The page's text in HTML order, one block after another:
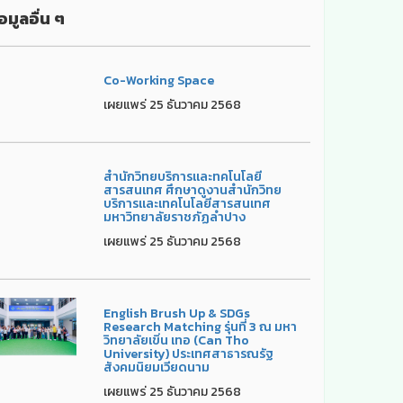
มูลอื่น ๆ
Co-Working Space
เผยแพร่ 25 ธันวาคม 2568
สำนักวิทยบริการและทคโนโลยี
สารสนเทศ ศึกษาดูงานสำนักวิทย
บริการและเทคโนโลยีสารสนเทศ
มหาวิทยาลัยราชภัฏลำปาง
เผยแพร่ 25 ธันวาคม 2568
English Brush Up & SDGs
Research Matching รุ่นที่ 3 ณ มหา
วิทยาลัยเขิ่น เทอ (Can Tho
University) ประเทศสาธารณรัฐ
สังคมนิยมเวียดนาม
เผยแพร่ 25 ธันวาคม 2568